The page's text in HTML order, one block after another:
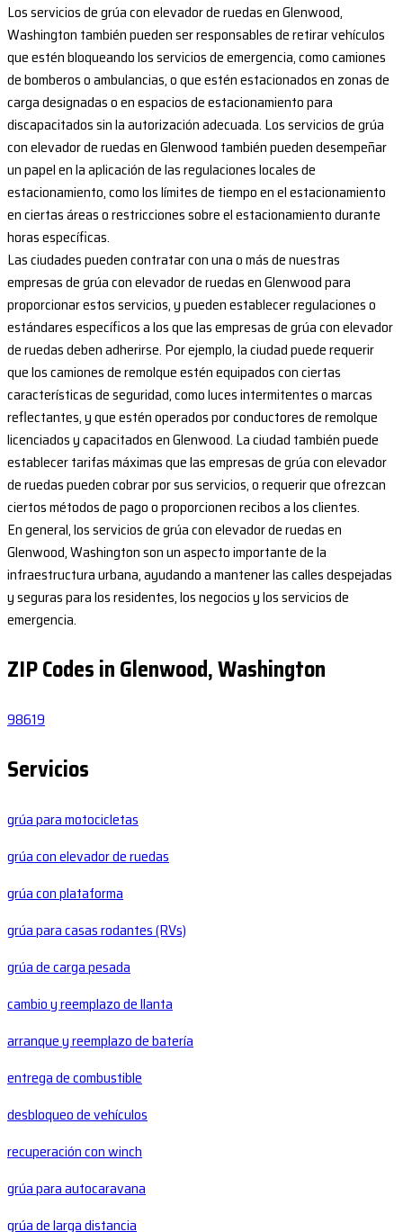
Los servicios de grúa con elevador de ruedas en Glenwood,
Washington también pueden ser responsables de retirar vehículos
que estén bloqueando los servicios de emergencia, como camiones
de bomberos o ambulancias, o que estén estacionados en zonas de
carga designadas o en espacios de estacionamiento para
discapacitados sin la autorización adecuada. Los servicios de grúa
con elevador de ruedas en Glenwood también pueden desempeñar
un papel en la aplicación de las regulaciones locales de
estacionamiento, como los límites de tiempo en el estacionamiento
en ciertas áreas o restricciones sobre el estacionamiento durante
horas específicas.
Las ciudades pueden contratar con una o más de nuestras
empresas de grúa con elevador de ruedas en Glenwood para
proporcionar estos servicios, y pueden establecer regulaciones o
estándares específicos a los que las empresas de grúa con elevador
de ruedas deben adherirse. Por ejemplo, la ciudad puede requerir
que los camiones de remolque estén equipados con ciertas
características de seguridad, como luces intermitentes o marcas
reflectantes, y que estén operados por conductores de remolque
licenciados y capacitados en Glenwood. La ciudad también puede
establecer tarifas máximas que las empresas de grúa con elevador
de ruedas pueden cobrar por sus servicios, o requerir que ofrezcan
ciertos métodos de pago o proporcionen recibos a los clientes.
En general, los servicios de grúa con elevador de ruedas en
Glenwood, Washington son un aspecto importante de la
infraestructura urbana, ayudando a mantener las calles despejadas
y seguras para los residentes, los negocios y los servicios de
emergencia.
ZIP Codes in Glenwood, Washington
98619
Servicios
grúa para motocicletas
grúa con elevador de ruedas
grúa con plataforma
grúa para casas rodantes (RVs)
grúa de carga pesada
cambio y reemplazo de llanta
arranque y reemplazo de batería
entrega de combustible
desbloqueo de vehículos
recuperación con winch
grúa para autocaravana
grúa de larga distancia